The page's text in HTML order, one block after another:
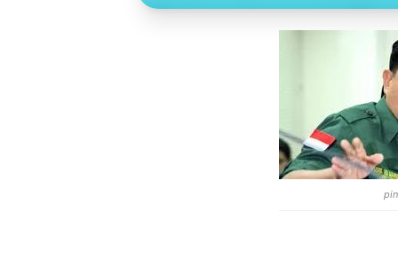
Toko Jurnal
KLIK / SENTUH UNTUK